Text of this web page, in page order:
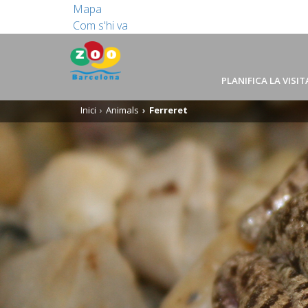
Mapa
Com s'hi va
PLANIFICA LA
Inici Animals Ferreret